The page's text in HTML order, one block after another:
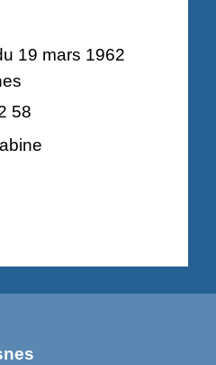
19 mars 1962
58